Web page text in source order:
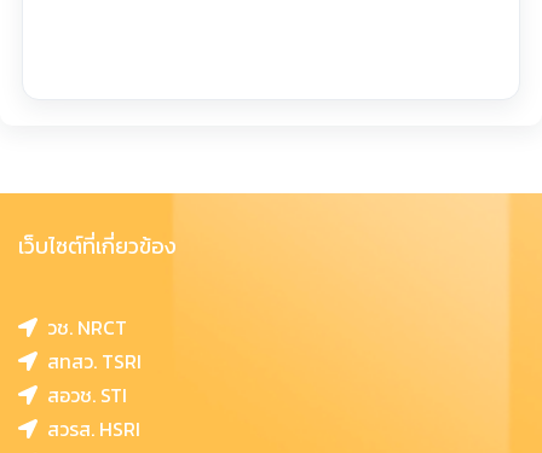
เว็บไซต์ที่เกี่ยวข้อง
วช. NRCT
สทสว. TSRI
สอวช. STI
สวรส. HSRI